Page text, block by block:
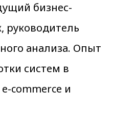
бизнес-
руководитель
анализа. Опыт
систем в
commerce и